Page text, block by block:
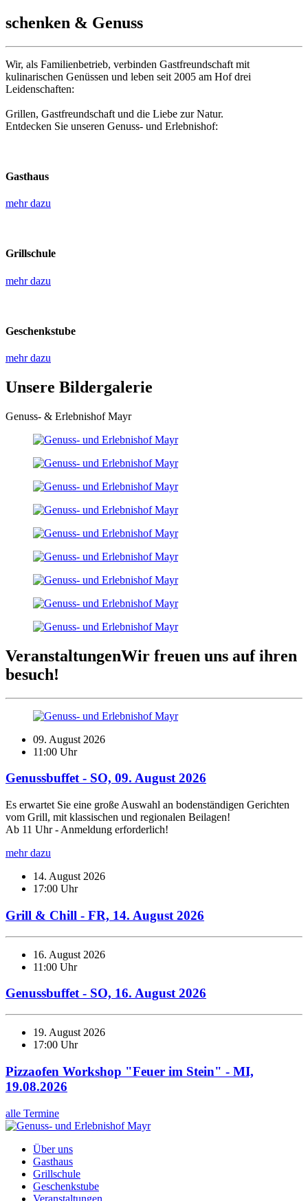
schenken & Genuss
Wir, als Familienbetrieb, verbinden Gastfreundschaft mit
kulinarischen Genüssen und leben seit 2005 am Hof drei
Leidenschaften:
Grillen, Gastfreundschaft und die Liebe zur Natur.
Entdecken Sie unseren Genuss- und Erlebnishof:
Gasthaus
mehr dazu
Grillschule
mehr dazu
Geschenkstube
mehr dazu
Unsere Bildergalerie
Genuss- & Erlebnishof Mayr
VeranstaltungenWir freuen uns auf ihren
besuch!
09. August 2026
11:00 Uhr
Genussbuffet - SO, 09. August 2026
Es erwartet Sie eine große Auswahl an bodenständigen Gerichten
vom Grill, mit klassischen und regionalen Beilagen!
Ab 11 Uhr - Anmeldung erforderlich!
mehr dazu
14. August 2026
17:00 Uhr
Grill & Chill - FR, 14. August 2026
16. August 2026
11:00 Uhr
Genussbuffet - SO, 16. August 2026
19. August 2026
17:00 Uhr
Pizzaofen Workshop "Feuer im Stein" - MI,
19.08.2026
alle Termine
Über uns
Gasthaus
Grillschule
Geschenkstube
Veranstaltungen